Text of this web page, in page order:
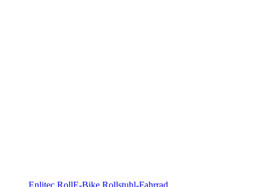
Enlitec RollE-Bike Rollstuhl-Fahrrad